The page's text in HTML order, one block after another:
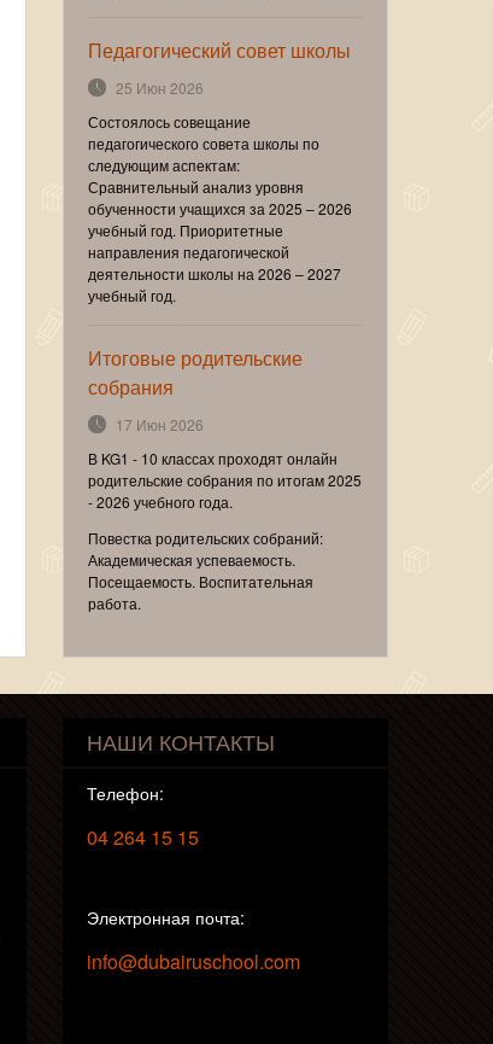
Педагогический совет школы
25 Июн 2026
Состоялось совещание
педагогического совета школы по
следующим аспектам:
Сравнительный анализ уровня
обученности учащихся за 2025 – 2026
учебный год. Приоритетные
направления педагогической
деятельности школы на 2026 – 2027
учебный год.
Итоговые родительские
собрания
17 Июн 2026
В KG1 - 10 классах проходят онлайн
родительские собрания по итогам 2025
- 2026 учебного года.
Повестка родительских собраний:
Академическая успеваемость.
Посещаемость. Воспитательная
работа.
НАШИ КОНТАКТЫ
Телефон:
04 264 15 15
Электронная почта:
info@dubairuschool.com